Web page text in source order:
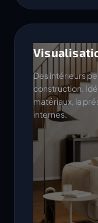
Des intérieurs
construction.
matériaux, la
internes.